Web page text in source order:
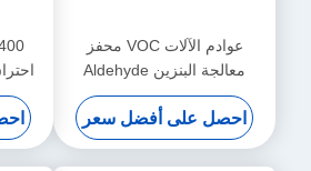
عوادم الآلات VOC محفز
معالجة البنزين Aldehyde
Alkane 100x100x50mm
احصل على أفضل سعر